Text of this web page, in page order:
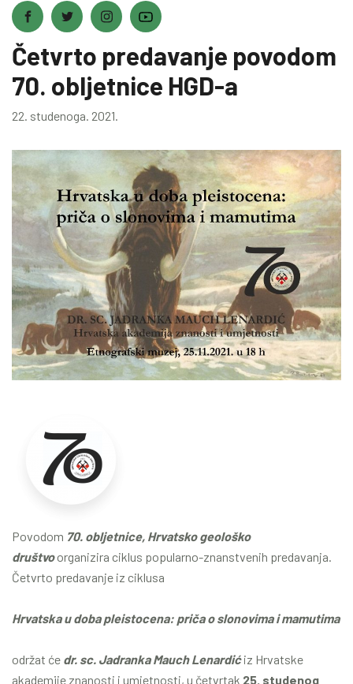
Četvrto predavanje povodom
70. obljetnice HGD-a
22. studenoga. 2021.
Povodom 70. obljetnice, Hrvatsko geološko
društvoorganizira ciklus popularno-znanstvenih predavanja.
Četvrto predavanje iz ciklusa
Hrvatska u doba pleistocena: priča o slonovima i mamutima
održat će dr. sc. Jadranka Mauch Lenardićiz Hrvatske
akademije znanosti i umjetnosti, u četvrtak 25. studenog